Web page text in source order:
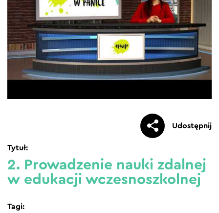
Udostępnij
2. Prowadzenie nauki zdalnej
w edukacji wczesnoszkolnej
Tytuł:
Tagi: